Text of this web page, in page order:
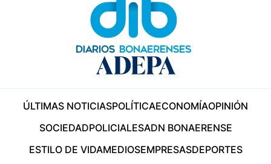
ÚLTIMAS NOTICIASPOLÍTICAECONOMÍAOPINIÓN
SOCIEDADPOLICIALESADN BONAERENSE
ESTILO DE VIDAMEDIOSEMPRESASDEPORTES